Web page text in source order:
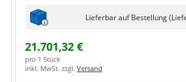
Lieferbar auf Bestellung
21.701,32 €
pro 1 Stück
inkl. MwSt. zzgl. Versand